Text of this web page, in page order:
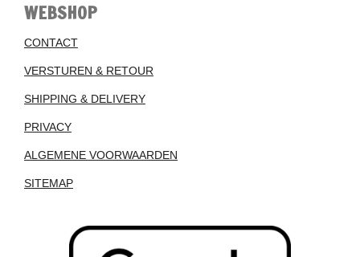
WEBSHOP
CONTACT
VERSTUREN & RETOUR
SHIPPING & DELIVERY
PRIVACY
ALGEMENE VOORWAARDEN
SITEMAP